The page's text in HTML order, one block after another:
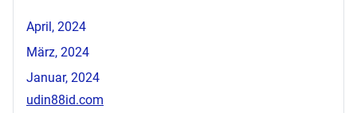
April, 2024
März, 2024
Januar, 2024
udin88id.com